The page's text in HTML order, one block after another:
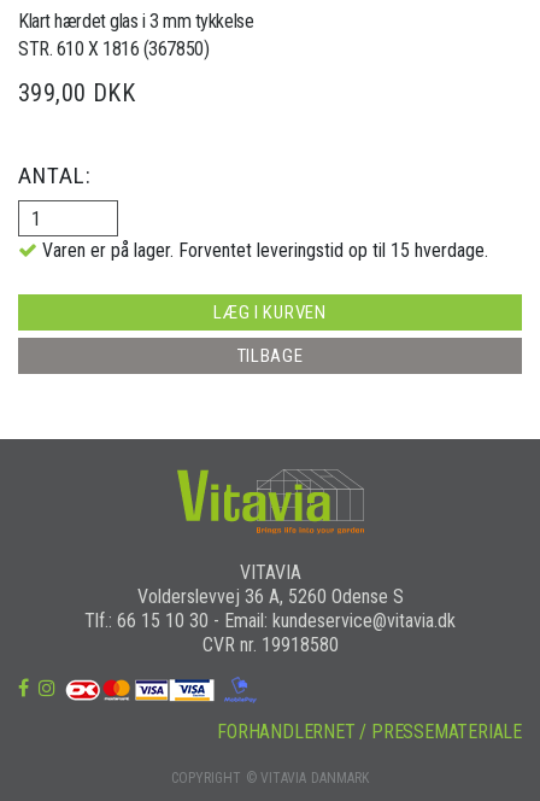
Klart hærdet glas i 3 mm tykkelse
STR. 610 X 1816 (367850)
399,00 DKK
ANTAL:
Varen er på lager. Forventet leveringstid op til 15 hverdage.
LÆG I KURVEN
TILBAGE
VITAVIA
Volderslevvej 36 A, 5260 Odense S
Tlf.: 66 15 10 30 - Email: kundeservice@vitavia.dk
CVR nr. 19918580
COPYRIGHT © VITAVIA DANMARK
FORHANDLERNET / PRESSEMATERIALE